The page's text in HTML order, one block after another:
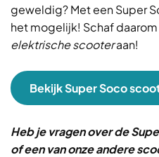
geweldig? Met een Super
het mogelijk! Schaf
elektrische scooteraan!
Bekijk Super Soco
Heb je vragen over de
of een van onze andere